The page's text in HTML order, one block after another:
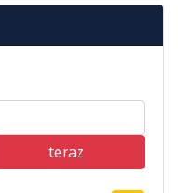
teraz